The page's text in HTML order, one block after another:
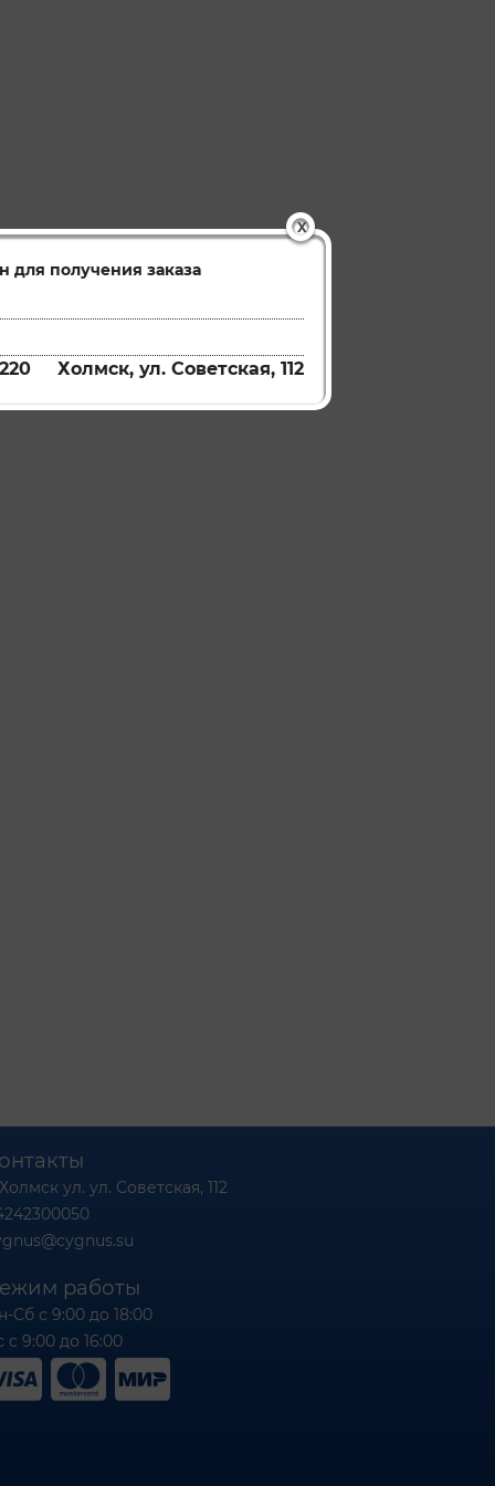
X
получения заказа
Холмск, ул. Советская, 112
ул. ул. Советская, 112
работы
Сб с 9:00 до 18:00
с 9:00 до 16:00